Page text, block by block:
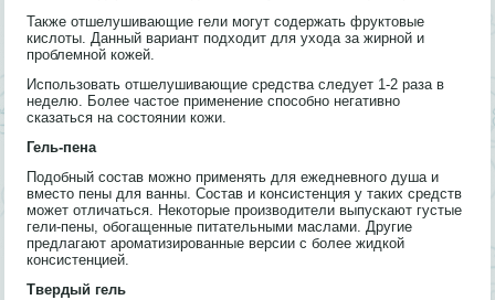
Также отшелушивающие гели могут содержать фруктовые
кислоты. Данный вариант подходит для ухода за жирной и
проблемной кожей.
Использовать отшелушивающие средства следует 1-2 раза в
неделю. Более частое применение способно негативно
сказаться на состоянии кожи.
Гель-пена
Подобный состав можно применять для ежедневного душа и
вместо пены для ванны. Состав и консистенция у таких средств
может отличаться. Некоторые производители выпускают густые
гели-пены, обогащенные питательными маслами. Другие
предлагают ароматизированные версии с более жидкой
консистенцией.
Твердый гель